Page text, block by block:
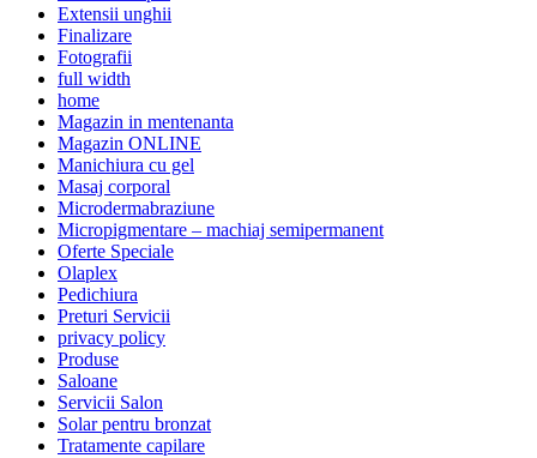
Extensii unghii
Finalizare
Fotografii
full width
home
Magazin in mentenanta
Magazin ONLINE
Manichiura cu gel
Masaj corporal
Microdermabraziune
Micropigmentare – machiaj semipermanent
Oferte Speciale
Olaplex
Pedichiura
Preturi Servicii
privacy policy
Produse
Saloane
Servicii Salon
Solar pentru bronzat
Tratamente capilare